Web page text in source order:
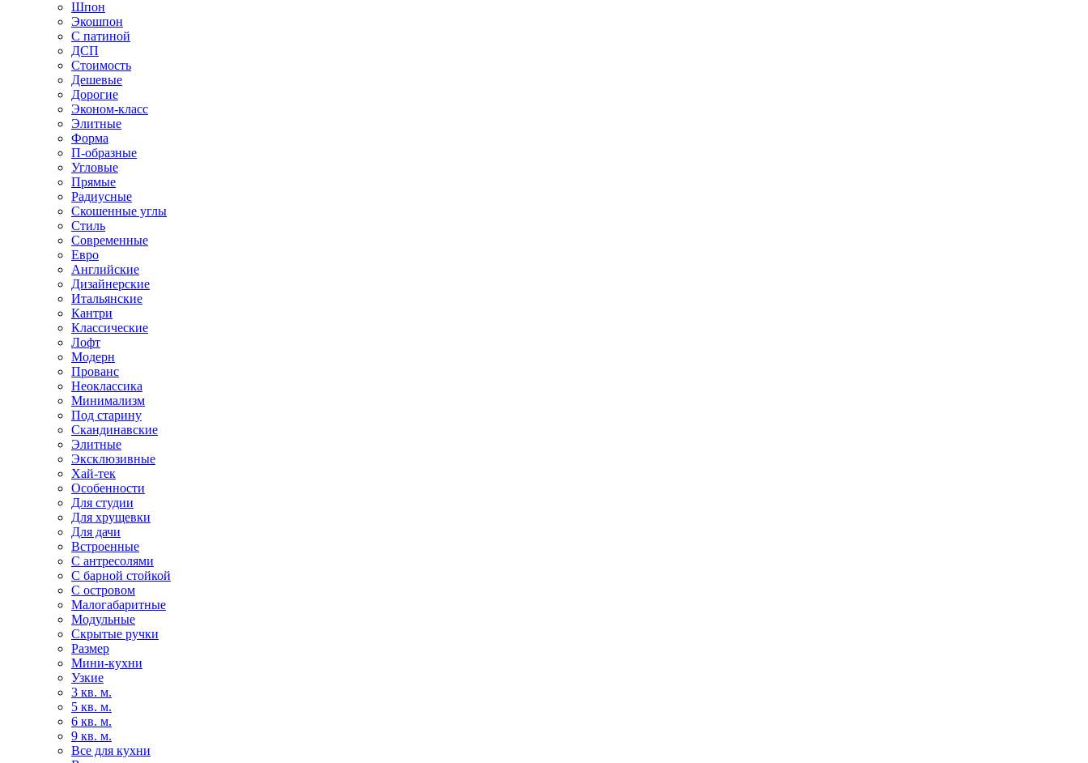
Шпон
Экошпон
С патиной
ДСП
Стоимость
Дешевые
Дорогие
Эконом-класс
Элитные
Форма
П-образные
Угловые
Прямые
Радиусные
Скошенные углы
Стиль
Современные
Евро
Английские
Дизайнерские
Итальянские
Кантри
Классические
Лофт
Модерн
Прованс
Неоклассика
Минимализм
Под старину
Скандинавские
Элитные
Эксклюзивные
Хай-тек
Особенности
Для студии
Для хрущевки
Для дачи
Встроенные
С антресолями
С барной стойкой
С островом
Малогабаритные
Модульные
Скрытые ручки
Размер
Мини-кухни
Узкие
3 кв. м.
5 кв. м.
6 кв. м.
9 кв. м.
Все для кухни